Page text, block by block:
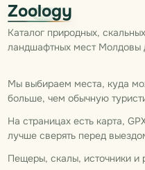
Zoology
Каталог природных,
ландшафтных мест Молдовы
Мы выбираем места, куда
больше, чем обычную
На страницах есть карта,
лучше сверять перед
Пещеры, скалы, источники и